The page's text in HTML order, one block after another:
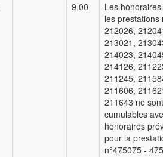
9,00
Les
les prestations
212026,
213021,
214023,
214126,
211245,
211606,
211643 ne
cumulables
honoraires
pour la
n°475075 -